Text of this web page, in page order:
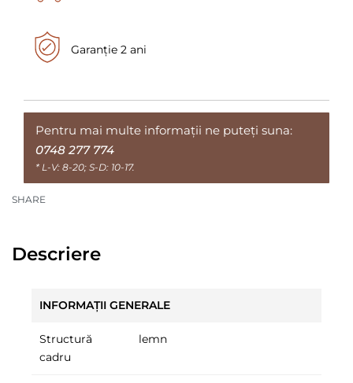
Garanție 2 ani
Pentru mai multe informații ne puteți suna:
0748 277 774
* L-V: 8-20; S-D: 10-17.
SHARE
Descriere
INFORMAȚII GENERALE
Structură
cadru
lemn